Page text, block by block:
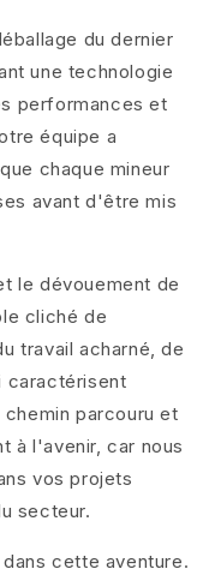
du dernier
une technologie
performances et
équipe a
chaque mineur
avant d'être mis
le dévouement de
cliché de
travail acharné, de
caractérisent
parcouru et
à l'avenir, car nous
vos projets
secteur.
cette aventure.